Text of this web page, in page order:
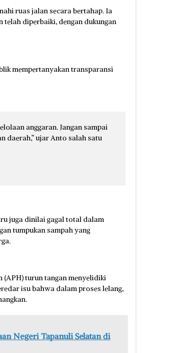
ruas jalan secara bertahap. Ia
telah diperbaiki, dengan dukungan
mempertanyakan transparansi
anggaran. Jangan sampai
daerah,” ujar Anto salah satu
juga dinilai gagal total dalam
tumpukan sampah yang
(APH) turun tangan menyelidiki
isu bahwa dalam proses lelang,
Negeri Tapanuli Selatan di